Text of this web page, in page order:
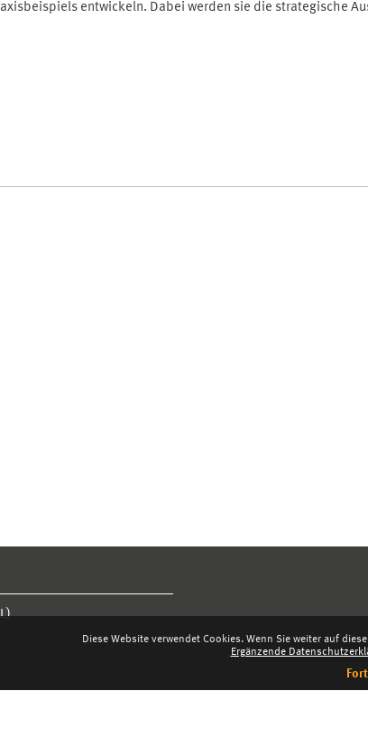
Diese Website verwendet Cookies. Wenn Sie weiter auf
Ergänzende
entwickeln. Dabei werden sie die strategische